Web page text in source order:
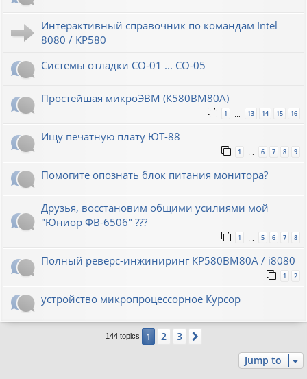
Интерактивный справочник по командам Intel
8080 / КР580
Системы отладки СО-01 ... СО-05
Простейшая микроЭВМ (К580ВМ80А)
1 13 14 15 16
Ищу печатную плату ЮТ-88
1 6 7 8 9
Помогите опознать блок питания монитора?
Друзья, восстановим общими усилиями мой
"Юниор ФВ-6506" ???
1 … 5 6 7 8
Полный реверс-инжиниринг КР580ВМ80А / i8080
1 2
устройство микропроцессорное Курсор
144 topics 1 2 3
Jump to